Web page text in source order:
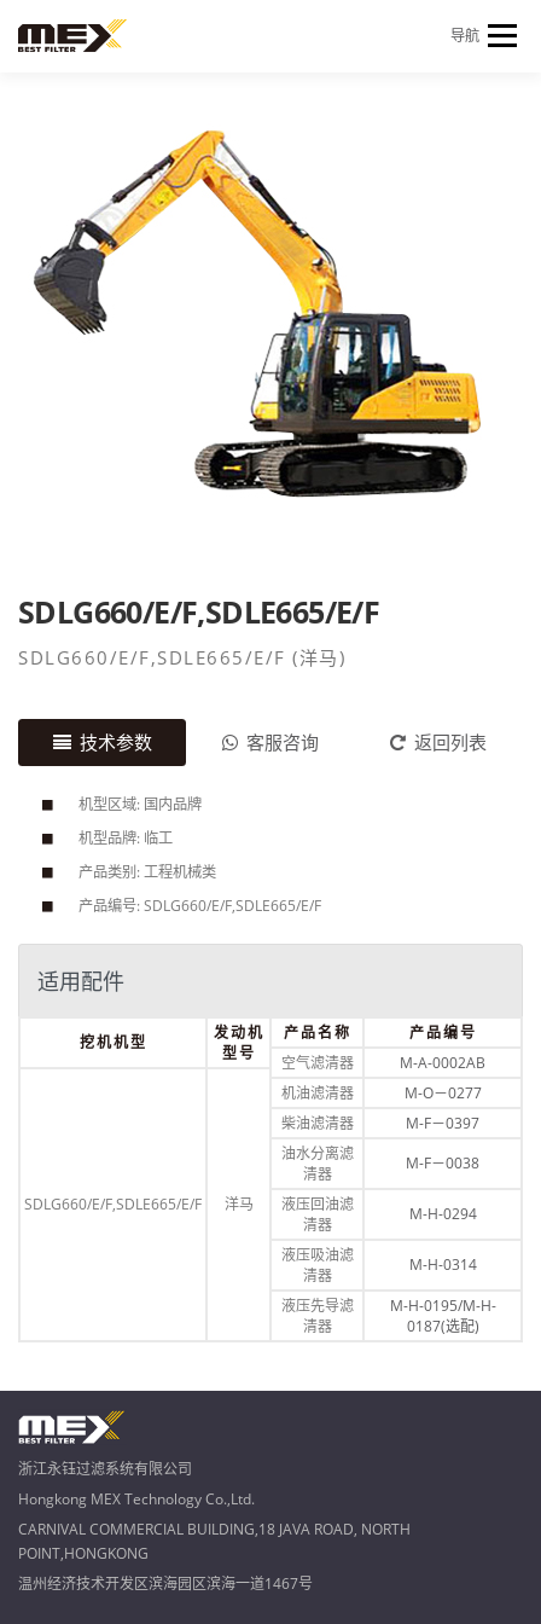
导航
新闻 & 资讯 关于我们
SDLG660/E/F,SDLE665/E/F
SDLG660/E/F,SDLE665/E/F (洋马)
技术参数 客服咨询 返回列表
机型区域: 国内品牌
机型品牌: 临工
产品类别: 工程机械类
产品编号: SDLG660/E/F,SDLE665/E/F
适用配件
挖机机型
发动机
型号
SDLG660/E/F,SDLE665/E/F 洋马
产品名称
产品编号
空气滤清器
M-A-0002AB
机油滤清器
M-O－0277
柴油滤清器
M-F－0397
油水分离滤
清器
M-F－0038
液压回油滤
清器
M-H-0294
液压吸油滤
清器
M-H-0314
液压先导滤
清器
M-H-0195/M-H-
0187(选配)
浙江永钰过滤系统有限公司
Hongkong MEX Technology Co.,Ltd.
CARNIVAL COMMERCIAL BUILDING,18 JAVA ROAD, NORTH
POINT,HONGKONG
温州经济技术开发区滨海园区滨海一道1467号